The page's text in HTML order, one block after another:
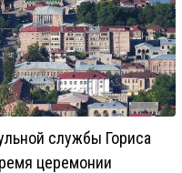
службы Гориса
церемонии